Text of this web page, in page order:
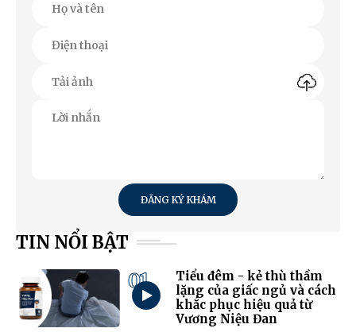
ĐĂNG KÝ KHÁM
TIN NỔI BẬT
01
Tiểu đêm - kẻ thù thầm
lặng của giấc ngủ và cách
khắc phục hiệu quả từ
Vương Niệu Đan